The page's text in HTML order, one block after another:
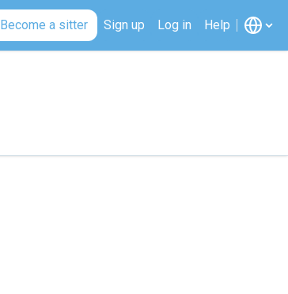
Become a sitter Sign up Log in Help